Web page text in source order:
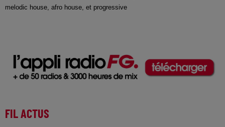
melodic house, afro house, et progressive
FIL ACTUS